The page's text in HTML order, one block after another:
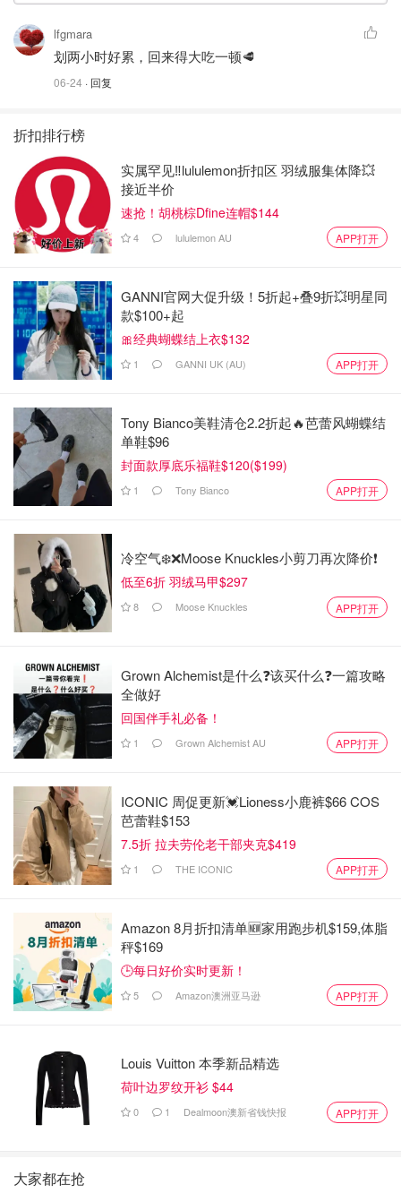
lfgmara
划两小时好累，回来得大吃一顿🥩
06-24 · 回复
折扣排行榜
实属罕见‼️lululemon折扣区 羽绒服集体降💥
接近半价
速抢！胡桃棕Dfine连帽$144
4 lululemon AU APP打开
GANNI官网大促升级！5折起+叠9折💥明星同
款$100+起
🎀经典蝴蝶结上衣$132
1 GANNI UK (AU) APP打开
Tony Bianco美鞋清仓2.2折起🔥芭蕾风蝴蝶结
单鞋$96
封面款厚底乐福鞋$120($199)
1 Tony Bianco APP打开
冷空气❄️❌️Moose Knuckles小剪刀再次降价❗️
低至6折 羽绒马甲$297
8 Moose Knuckles APP打开
Grown Alchemist是什么❓该买什么❓️一篇攻略
全做好
回国伴手礼必备！
1 Grown Alchemist AU APP打开
ICONIC 周促更新💓Lioness小鹿裤$66 COS
芭蕾鞋$153
7.5折 拉夫劳伦老干部夹克$419
1 THE ICONIC APP打开
Amazon 8月折扣清单🆕家用跑步机$159,体脂
秤$169
🕒每日好价实时更新！
5 Amazon澳洲亚马逊 APP打开
Louis Vuitton 本季新品精选
荷叶边罗纹开衫 $44
0 1 Dealmoon澳新省钱快报 APP打开
大家都在抢